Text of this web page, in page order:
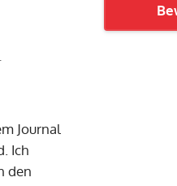
Journal
Ich
den